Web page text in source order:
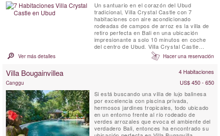
Un santuario en el corazón del Ubud
tradicional, Villa Crystal Castle con 7
habitaciones con aire acondicionado
rodeadas de campos de arroz es la villa de
retiro perfecta en Bali en una ubicación
impresionante a solo 10 minutos en coche
del centro de Ubud. Villa Crystal Castle
cuenta con una gran piscina de 18 x 5
metros, un gran Yoga Shala, un pabellón de
Ver más detalles Hacer una reservación
Villa Bougainvillea 4 Habitaciones
Canggu
US$ 450 - 650
Si está buscando una villa de lujo balinesa
por excelencia con piscina privada,
hermosos jardines tropicales, todo ubicado
en un entorno frente al río rodeado de
verdes arrozales que evoca el ambiente del
verdadero Bali, entonces ha encontrado su